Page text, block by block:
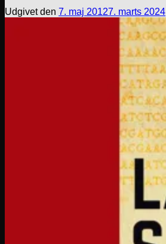
Udgivet den 7. maj 20127. marts 2024